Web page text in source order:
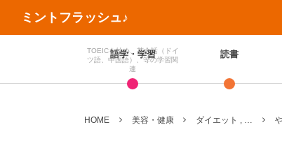
ミントフラッシュ♪
語学・学習
TOEICを始め、英会話（ドイ
ツ語、中国語）、等の学習関
連
読書
HOME 美容・健康 ダイエット , …